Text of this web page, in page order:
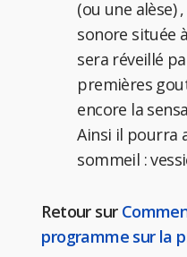
(ou une alèse)
sonore située
sera réveillé
premières
encore la
Ainsi il pourra
sommeil :
Retour sur
programme sur la